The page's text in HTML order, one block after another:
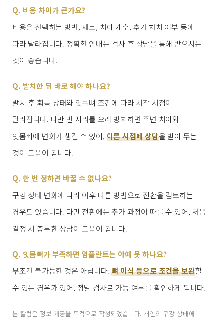
Q. 비용 차이가 큰가요?
비용은 선택하는 방법, 재료, 치아 개수, 추가 처치 여부 등에
따라 달라집니다. 정확한 안내는 검사 후 상담을 통해 받으시는
것이 좋습니다.
Q. 발치한 뒤 바로 해야 하나요?
발치 후 회복 상태와 잇몸뼈 조건에 따라 시작 시점이
달라집니다. 다만 빈 자리를 오래 방치하면 주변 치아와
잇몸뼈에 변화가 생길 수 있어, 이른 시점에 상담을 받아 두는
것이 도움이 됩니다.
Q. 한 번 정하면 바꿀 수 없나요?
구강 상태 변화에 따라 이후 다른 방법으로 전환을 검토하는
경우도 있습니다. 다만 전환에는 추가 과정이 따를 수 있어, 처음
결정 시 충분한 상담이 도움이 됩니다.
Q. 잇몸뼈가 부족하면 임플란트는 아예 못 하나요?
무조건 불가능한 것은 아닙니다. 뼈 이식 등으로 조건을 보완할
수 있는 경우가 있어, 정밀 검사로 가능 여부를 확인하게 됩니다.
본 칼럼은 정보 제공을 목적으로 작성되었습니다. 개인의 구강 상태에